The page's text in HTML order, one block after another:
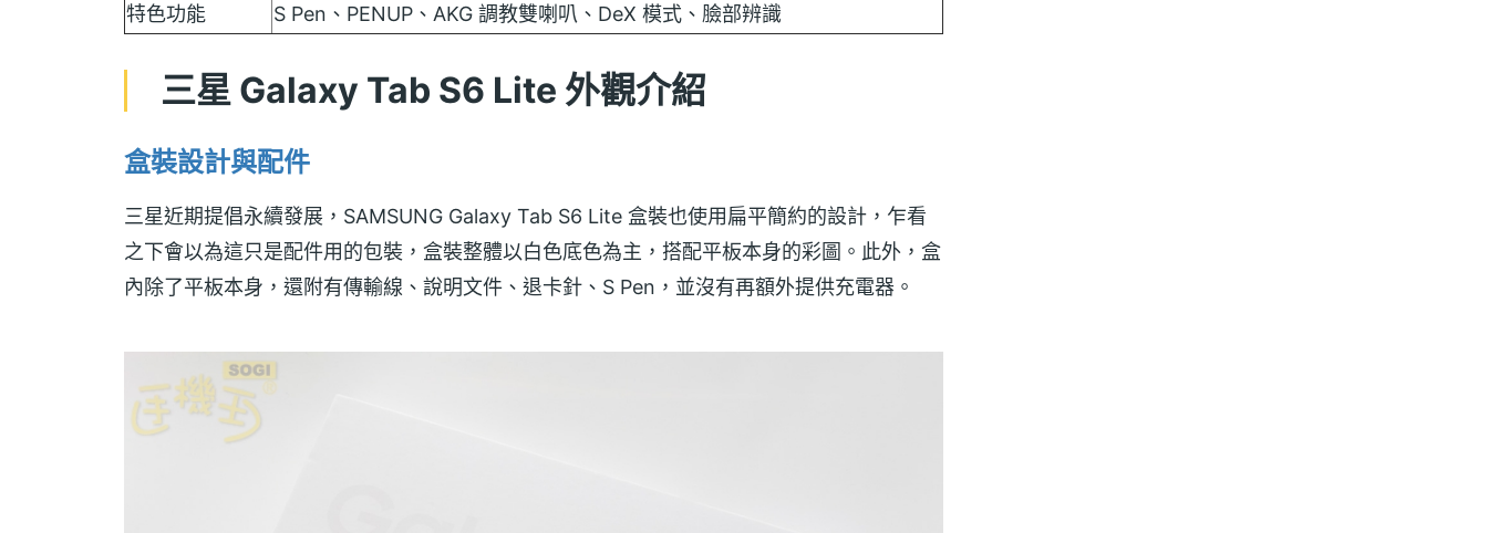
特色功能
S Pen、PENUP、AKG 調教雙喇叭、DeX 模式、臉部辨識
三星 Galaxy Tab S6 Lite 外觀介紹
盒裝設計與配件
三星近期提倡永續發展，SAMSUNG Galaxy Tab S6 Lite 盒裝也使用扁平簡約的設計，乍看
之下會以為這只是配件用的包裝，盒裝整體以白色底色為主，搭配平板本身的彩圖。此外，盒
內除了平板本身，還附有傳輸線、說明文件、退卡針、S Pen，並沒有再額外提供充電器。